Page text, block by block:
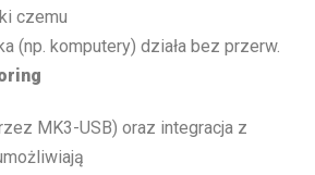
czemu
(np. komputery) działa bez przerw.
MK3-USB) oraz integracja z